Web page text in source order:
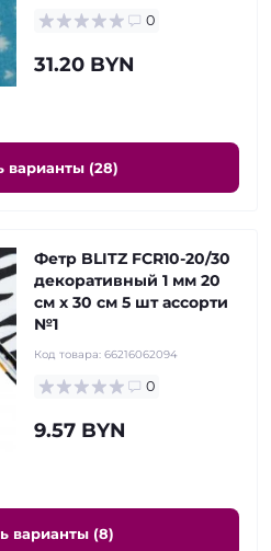
0
31.20 BYN
варианты (28)
Фетр BLITZ FCR10-20/30
декоративный 1 мм 20
см х 30 см 5 шт ассорти
№1
Код товара: 66216062094
0
9.57 BYN
варианты (8)